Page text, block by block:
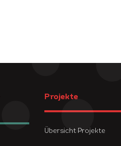
Projekte
Übersicht Projekte